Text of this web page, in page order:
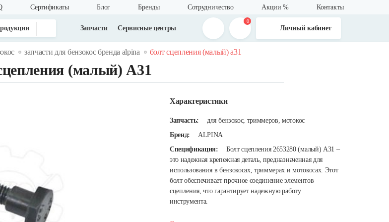
Cертификаты Блог Бренды Сотрудничество Акции % Контакты
Запчасти Сервисные центры
0
Личный кабинет
запчасти для бензокос бренда alpina болт сцепления (малый) а31
(малый) А31
Характеристики
Запчасть:
для бензокос, триммеров, мотокос
Бренд:
ALPINA
Спецификация:
Болт сцепления 2653280 (малый) А31 –
это надежная крепежная деталь, предназначенная для
использования в бензокосах, триммерах и мотокосах. Этот
болт обеспечивает прочное соединение элементов
сцепления, что гарантирует надежную работу
инструмента.